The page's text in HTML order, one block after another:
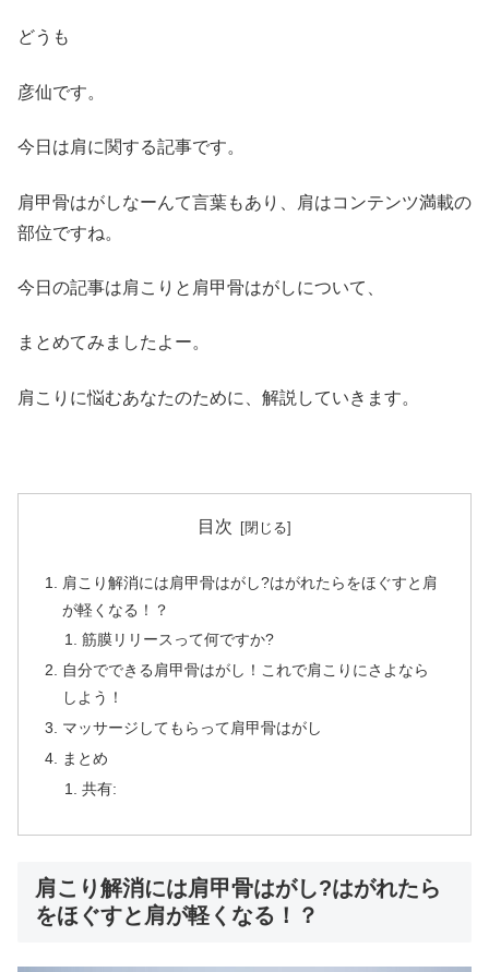
どうも
彦仙です。
今日は肩に関する記事です。
肩甲骨はがしなーんて言葉もあり、肩はコンテンツ満載の
部位ですね。
今日の記事は肩こりと肩甲骨はがしについて、
まとめてみましたよー。
肩こりに悩むあなたのために、解説していきます。
目次
肩こり解消には肩甲骨はがし?はがれたらをほぐすと肩
が軽くなる！？
筋膜リリースって何ですか?
自分でできる肩甲骨はがし！これで肩こりにさよなら
しよう！
マッサージしてもらって肩甲骨はがし
まとめ
共有:
肩こり解消には肩甲骨はがし?はがれたら
をほぐすと肩が軽くなる！？